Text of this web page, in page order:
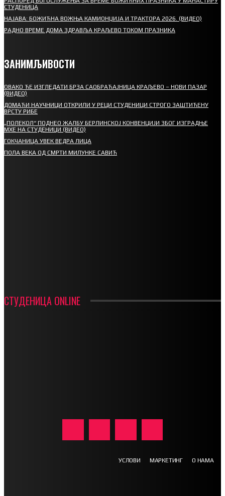
СТУДЕНИЦА
НАЈАВА: БОЖИЋНА ВОЖЊА КАМИОНЏИЈА И ТРАКТОРА 2026. (ВИДЕО)
РАДНО ВРЕМЕ ДОМА ЗДРАВЉА КРАЉЕВО ТОКОМ ПРАЗНИКА
ЗАНИМЉИВОСТИ
ОВАКО ЋЕ ИЗГЛЕДАТИ БРЗА САОБРАЋАЈНИЦА КРАЉЕВО – НОВИ ПАЗАР
(ВИДЕО)
ДОМАЋИ НАУЧНИЦИ ОТКРИЛИ У РЕЦИ СТУДЕНИЦИ СТРОГО ЗАШТИЋЕНУ
ВРСТУ РИБЕ
„ПОЛЕКОЛ“ ПОДНЕО ЖАЛБУ БЕРЛИНСКОЈ КОНВЕНЦИЈИ ЗБОГ ИЗГРАДЊЕ
МХЕ НА СТУДЕНИЦИ (ВИДЕО)
ГОКЧАНИЦА УВЕК ВЕДРА ЛИЦА
ПОЛА ВЕКА ОД СМРТИ МИЛУНКЕ САВИЋ
СТУДЕНИЦА ONLINE
УСЛОВИ МАРКЕТИНГ О НАМА